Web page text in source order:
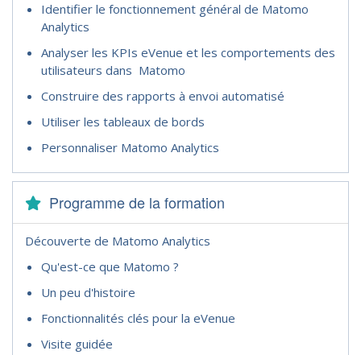
Identifier le fonctionnement général de Matomo
Analytics
Analyser les KPIs eVenue et les comportements des
utilisateurs dans Matomo
Construire des rapports à envoi automatisé
Utiliser les tableaux de bords
Personnaliser Matomo Analytics
Programme de la formation
Découverte de Matomo Analytics
Qu'est-ce que Matomo ?
Un peu d'histoire
Fonctionnalités clés pour la eVenue
Visite guidée